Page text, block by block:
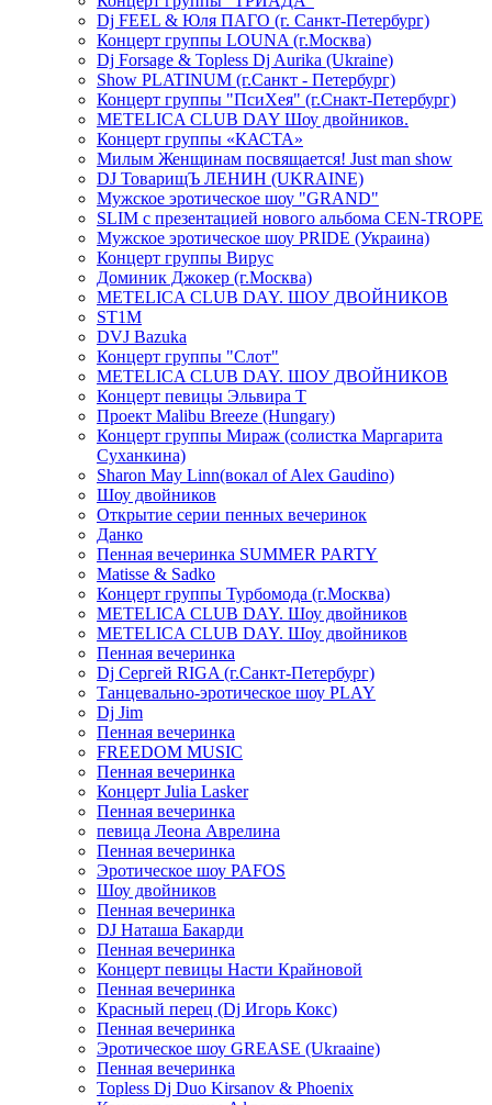
Dj FEEL & Юля ПАГО (г. Санкт-Петербург)
Концерт группы LOUNA (г.Москва)
Dj Forsage & Topless Dj Aurika (Ukraine)
Show PLATINUM (г.Санкт - Петербург)
Концерт группы "ПсиХея" (г.Снакт-Петербург)
METELICA CLUB DAY Шоу двойников.
Концерт группы «КАСТА»
Милым Женщинам посвящается! Just man show
DJ ТоварищЪ ЛЕНИН (UKRAINE)
Мужское эротическое шоу "GRAND"
SLIM с презентацией нового альбома CEN-TROPE
Мужское эротическое шоу PRIDE (Украина)
Концерт группы Вирус
Доминик Джокер (г.Москва)
METELICA CLUB DAY. ШОУ ДВОЙНИКОВ
ST1M
DVJ Bazuka
Концерт группы "Слот"
METELICA CLUB DAY. ШОУ ДВОЙНИКОВ
Концерт певицы Эльвира Т
Проект Malibu Breeze (Hungary)
Концерт группы Мираж (солистка Маргарита
Суханкина)
Sharon May Linn(вокал of Alex Gaudino)
Шоу двойников
Открытие серии пенных вечеринок
Данко
Пенная вечеринка SUMMER PARTY
Matisse & Sadko
Концерт группы Турбомода (г.Москва)
METELICA CLUB DAY. Шоу двойников
METELICA CLUB DAY. Шоу двойников
Пенная вечеринка
Dj Сергей RIGA (г.Санкт-Петербург)
Танцевально-эротическое шоу PLAY
Dj Jim
Пенная вечеринка
FREEDOM MUSIC
Пенная вечеринка
Концерт Julia Lasker
Пенная вечеринка
певица Леона Аврелина
Пенная вечеринка
Эротическое шоу PAFOS
Шоу двойников
Пенная вечеринка
DJ Наташа Бакарди
Пенная вечеринка
Концерт певицы Насти Крайновой
Пенная вечеринка
Красный перец (Dj Игорь Кокс)
Пенная вечеринка
Эротическое шоу GREASE (Ukraaine)
Пенная вечеринка
Topless Dj Duo Kirsanov & Phoenix